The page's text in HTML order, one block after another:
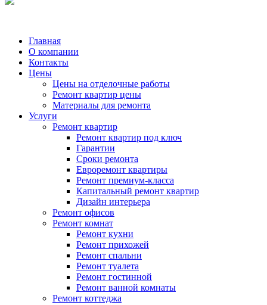
Главная
О компании
Контакты
Цены
Цены на отделочные работы
Ремонт квартир цены
Материалы для ремонта
Услуги
Ремонт квартир
Ремонт квартир под ключ
Гарантии
Сроки ремонта
Евроремонт квартиры
Ремонт премиум-класса
Капитальный ремонт квартир
Дизайн интерьера
Ремонт офисов
Ремонт комнат
Ремонт кухни
Ремонт прихожей
Ремонт спальни
Ремонт туалета
Ремонт гостинной
Ремонт ванной комнаты
Ремонт коттеджа